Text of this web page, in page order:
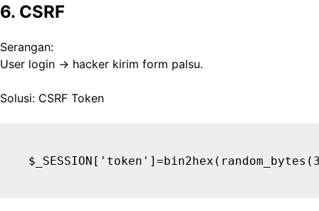
6. CSRF
Serangan:
User login → hacker kirim form palsu.
Solusi: CSRF Token